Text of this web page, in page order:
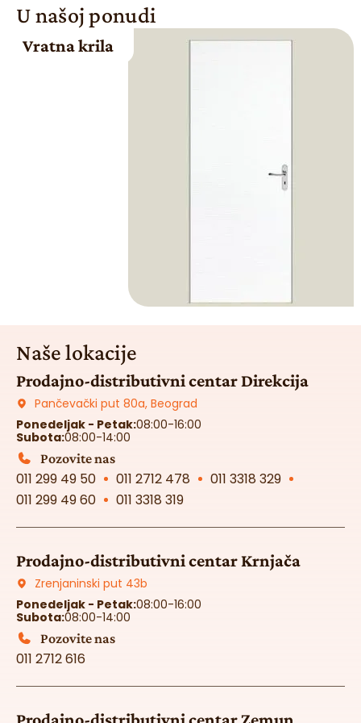
U našoj ponudi
Vratna krila
Naše lokacije
Prodajno-distributivni centar Direkcija
Pančevački put 80a, Beograd
Ponedeljak - Petak:08:00-16:00
Subota:08:00-14:00
Pozovite nas
011 299 49 50 011 2712 478
011 3318 329
011 299 49 60
011 3318 319
Prodajno-distributivni centar Krnjača
Zrenjaninski put 43b
Ponedeljak - Petak:08:00-16:00
Subota:08:00-14:00
Pozovite nas
011 2712 616